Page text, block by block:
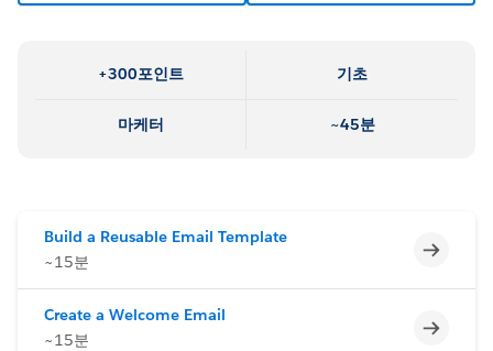
+300포인트 기초
마케터 ~45분
Build a Reusable Email Template
~15분
미완료
Create a Welcome Email
~15분
미완료